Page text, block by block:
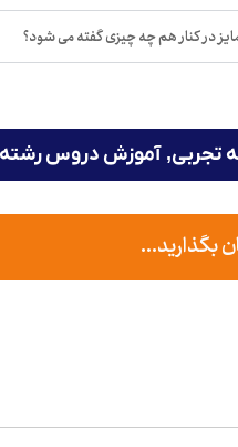
تجربی,آموزش دروس رشته
بگذارید...